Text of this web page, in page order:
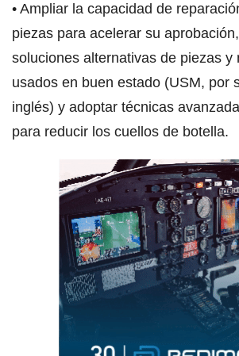
• Ampliar la capacidad de
piezas para acelerar su
soluciones alternativas de piezas y
usados en buen estado (USM, por
inglés) y adoptar técnicas
para reducir los cuellos de botella.